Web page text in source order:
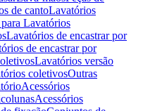
de cantoLavatórios
Lavatórios
Lavatórios de encastrar por
de encastrar por
Lavatórios versão
coletivosOutras
Acessórios
Acessórios